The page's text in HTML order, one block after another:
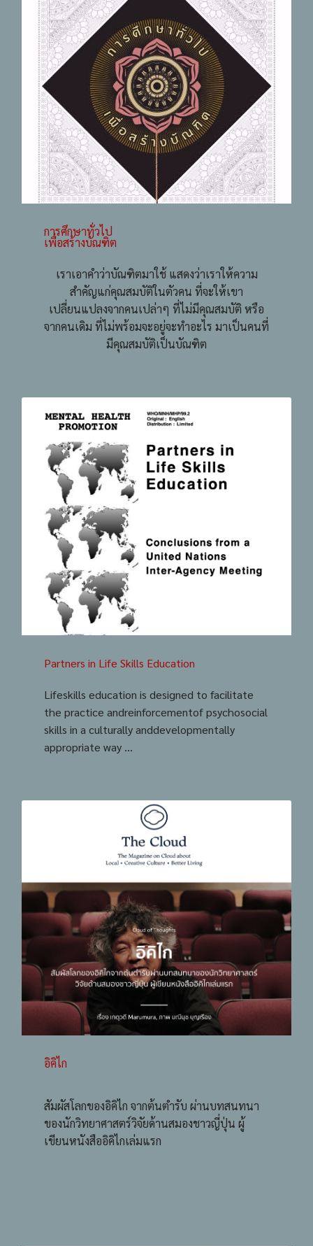
การศึกษาทั่วไป
เพื่อสร้างบัณฑิต
เราเอาคำว่าบัณฑิตมาใช้ แสดงว่าเราให้ความ
สำคัญแก่คุณสมบัติในตัวคน ที่จะให้เขา
เปลี่ยนแปลงจากคนเปล่าๆ ที่ไม่มีคุณสมบัติ หรือ
จากคนเดิม ที่ไม่พร้อมจะอยู่จะทำอะไร มาเป็นคนที่
มีคุณสมบัติเป็นบัณฑิต
Partners in Life Skills Education
Lifeskills education is designed to facilitate
the practice andreinforcementof psychosocial
skills in a culturally anddevelopmentally
appropriate way ...
อิคิไก
สัมผัสโลกของอิคิไก จากต้นตำรับ ผ่านบทสนทนา
ของนักวิทยาศาสตร์วิจัยด้านสมองชาวญี่ปุ่น ผู้
เขียนหนังสืออิคิไกเล่มแรก